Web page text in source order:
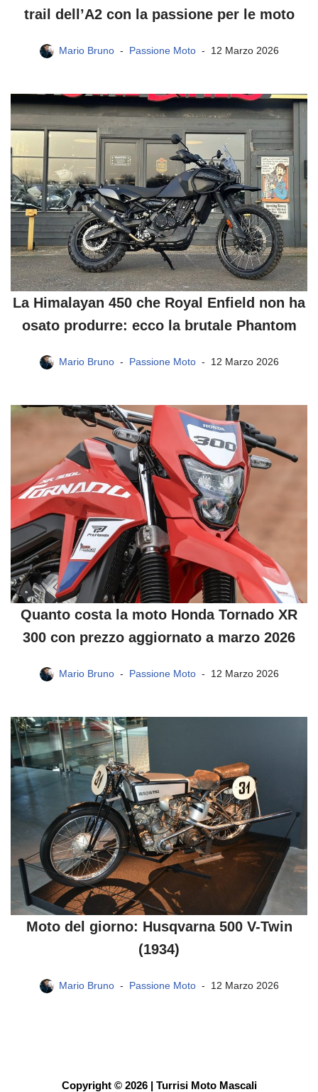
trail dell’A2 con la passione per le moto
Mario Bruno Passione Moto 12 Marzo 2026
La Himalayan 450 che Royal Enfield non ha
osato produrre: ecco la brutale Phantom
Mario Bruno Passione Moto 12 Marzo 2026
Quanto costa la moto Honda Tornado XR
300 con prezzo aggiornato a marzo 2026
Mario Bruno Passione Moto 12 Marzo 2026
Moto del giorno: Husqvarna 500 V-Twin
(1934)
Mario Bruno Passione Moto 12 Marzo 2026
Copyright © 2026 | Turrisi Moto Mascali